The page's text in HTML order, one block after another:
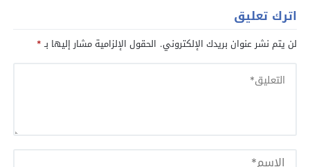
اترك تعليق
لن يتم نشر عنوان بريدك الإلكتروني. الحقول الإلزامية مشار إليها بـ*